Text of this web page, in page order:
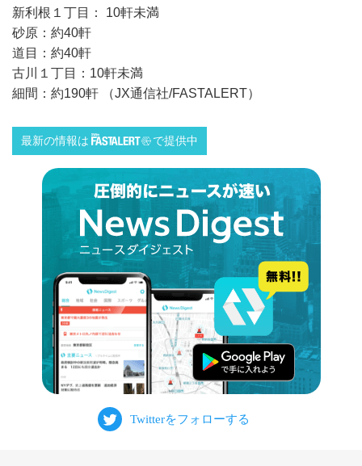
新利根１丁目： 10軒未満
砂原：約40軒
道目：約40軒
古川１丁目：10軒未満
細間：約190軒 （JX通信社/FASTALERT）
最新の情報は で提供中